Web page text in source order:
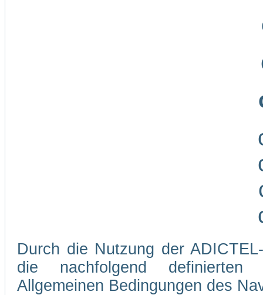
Durch die Nutzung der
die nachfolgend definierten
Allgemeinen Bedingungen des